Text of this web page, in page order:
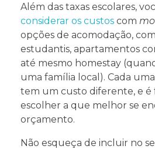
Além das taxas escolares,
considerar os custos com
opções de acomodação,
estudantis, apartamentos
até mesmo homestay
uma família local). Cada
tem um custo diferente, e é
escolher a que melhor se
orçamento.
Não esqueça de incluir no